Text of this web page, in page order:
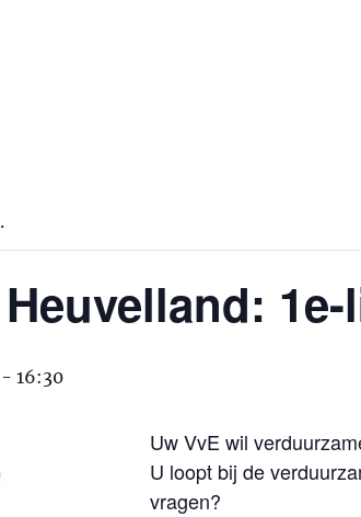
- 16:30
Uw VvE wil
U loopt bij de
vragen?